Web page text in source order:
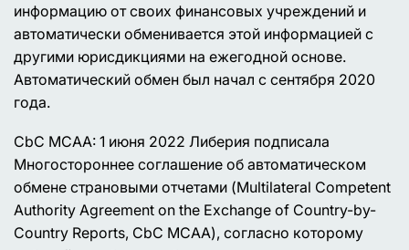
информацию от своих финансовых учреждений и
автоматически обменивается этой информацией с
другими юрисдикциями на ежегодной основе.
Автоматический обмен был начал с сентября 2020
года.
CbC MCAA: 1 июня 2022 Либерия подписала
Многостороннее соглашение об автоматическом
обмене страновыми отчетами (Multilateral Competent
Authority Agreement on the Exchange of Country-by-
Country Reports, CbC MCAA), согласно которому